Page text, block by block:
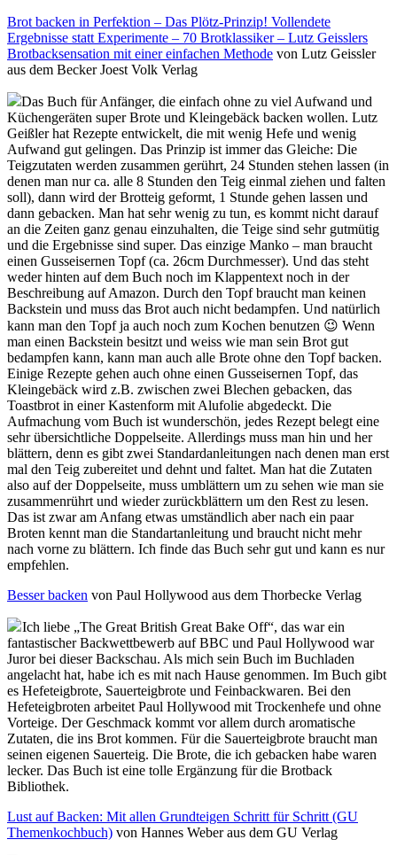
Brot backen in Perfektion – Das Plötz-Prinzip! Vollendete
Ergebnisse statt Experimente – 70 Brotklassiker – Lutz Geisslers
Brotbacksensation mit einer einfachen Methode von Lutz Geissler
aus dem Becker Joest Volk Verlag
Das Buch für Anfänger, die einfach ohne zu viel Aufwand und
Küchengeräten super Brote und Kleingebäck backen wollen. Lutz
Geißler hat Rezepte entwickelt, die mit wenig Hefe und wenig
Aufwand gut gelingen. Das Prinzip ist immer das Gleiche: Die
Teigzutaten werden zusammen gerührt, 24 Stunden stehen lassen (in
denen man nur ca. alle 8 Stunden den Teig einmal ziehen und falten
soll), dann wird der Brotteig geformt, 1 Stunde gehen lassen und
dann gebacken. Man hat sehr wenig zu tun, es kommt nicht darauf
an die Zeiten ganz genau einzuhalten, die Teige sind sehr gutmütig
und die Ergebnisse sind super. Das einzige Manko – man braucht
einen Gusseisernen Topf (ca. 26cm Durchmesser). Und das steht
weder hinten auf dem Buch noch im Klappentext noch in der
Beschreibung auf Amazon. Durch den Topf braucht man keinen
Backstein und muss das Brot auch nicht bedampfen. Und natürlich
kann man den Topf ja auch noch zum Kochen benutzen 😉 Wenn
man einen Backstein besitzt und weiss wie man sein Brot gut
bedampfen kann, kann man auch alle Brote ohne den Topf backen.
Einige Rezepte gehen auch ohne einen Gusseisernen Topf, das
Kleingebäck wird z.B. zwischen zwei Blechen gebacken, das
Toastbrot in einer Kastenform mit Alufolie abgedeckt. Die
Aufmachung vom Buch ist wunderschön, jedes Rezept belegt eine
sehr übersichtliche Doppelseite. Allerdings muss man hin und her
blättern, denn es gibt zwei Standardanleitungen nach denen man erst
mal den Teig zubereitet und dehnt und faltet. Man hat die Zutaten
also auf der Doppelseite, muss umblättern um zu sehen wie man sie
zusammenrührt und wieder zurückblättern um den Rest zu lesen.
Das ist zwar am Anfang etwas umständlich aber nach ein paar
Broten kennt man die Standartanleitung und braucht nicht mehr
nach vorne zu blättern. Ich finde das Buch sehr gut und kann es nur
empfehlen.
Besser backen von Paul Hollywood aus dem Thorbecke Verlag
Ich liebe „The Great British Great Bake Off“, das war ein
fantastischer Backwettbewerb auf BBC und Paul Hollywood war
Juror bei dieser Backschau. Als mich sein Buch im Buchladen
angelacht hat, habe ich es mit nach Hause genommen. Im Buch gibt
es Hefeteigbrote, Sauerteigbrote und Feinbackwaren. Bei den
Hefeteigbroten arbeitet Paul Hollywood mit Trockenhefe und ohne
Vorteige. Der Geschmack kommt vor allem durch aromatische
Zutaten, die ins Brot kommen. Für die Sauerteigbrote braucht man
seinen eigenen Sauerteig. Die Brote, die ich gebacken habe waren
lecker. Das Buch ist eine tolle Ergänzung für die Brotback
Bibliothek.
Lust auf Backen: Mit allen Grundteigen Schritt für Schritt (GU
Themenkochbuch) von Hannes Weber aus dem GU Verlag